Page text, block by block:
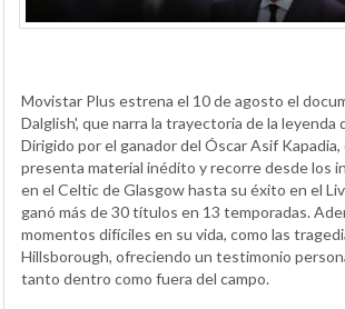
Movistar Plus estrena el 10 de agosto el
Dalglish', que narra la trayectoria de la leyenda
Dirigido por el ganador del Óscar Asif
presenta material inédito y recorre desde los
en el Celtic de Glasgow hasta su éxito en el
ganó más de 30 títulos en 13 temporadas.
momentos difíciles en su vida, como las
Hillsborough, ofreciendo un testimonio
tanto dentro como fuera del campo.